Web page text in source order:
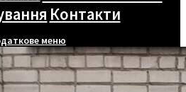
Контакти
меню